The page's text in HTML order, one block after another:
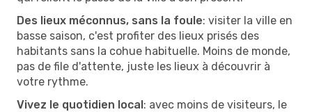
Des lieux méconnus, sans la foule: visiter la ville en
basse saison, c'est profiter des lieux prisés des
habitants sans la cohue habituelle. Moins de monde,
pas de file d'attente, juste les lieux à découvrir à
votre rythme.
Vivez le quotidien local: avec moins de visiteurs, le